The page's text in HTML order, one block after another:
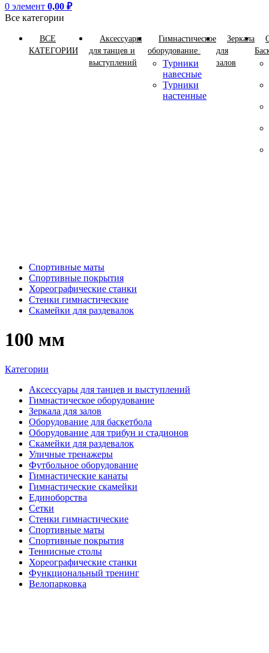
0 элемент 0,00 ₽
Все категории
ВСЕ
КАТЕГОРИИ
Аксессуары
для танцев и
выступлений
Гимнастическое
оборудование
Турники
навесные
Турники
настенные
Зеркала
для
залов
Спортивные маты
Спортивные покрытия
Хореографические станки
Стенки гимнастические
Скамейки для раздевалок
100 мм
Категории
Аксессуары для танцев и выступлений
Гимнастическое оборудование
Зеркала для залов
Оборудование для баскетбола
Оборудование для трибун и стадионов
Скамейки для раздевалок
Уличные тренажеры
Футбольное оборудование
Гимнастические канаты
Гимнастические скамейки
Единоборства
Сетки
Стенки гимнастические
Спортивные маты
Спортивные покрытия
Теннисные столы
Хореографические станки
Функциональный тренинг
Велопарковка